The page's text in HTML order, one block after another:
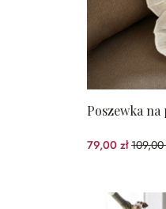
Poszewka
79,00 zł109,00